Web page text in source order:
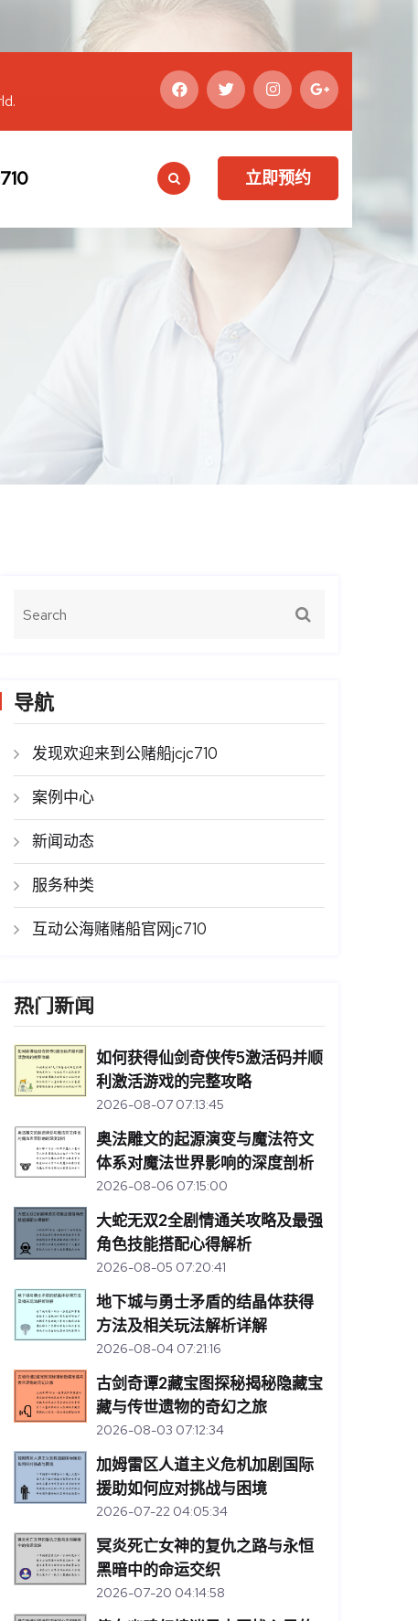
立即预约
导航
发现欢迎来到公赌船jcjc710
案例中心
新闻动态
服务种类
互动公海赌赌船官网jc710
热门新闻
如何获得仙剑奇侠传5激活码并顺
利激活游戏的完整攻略
2026-08-07 07:13:45
奥法雕文的起源演变与魔法符文
体系对魔法世界影响的深度剖析
2026-08-06 07:15:00
大蛇无双2全剧情通关攻略及最强
角色技能搭配心得解析
2026-08-05 07:20:41
地下城与勇士矛盾的结晶体获得
方法及相关玩法解析详解
2026-08-04 07:21:16
古剑奇谭2藏宝图探秘揭秘隐藏宝
藏与传世遗物的奇幻之旅
2026-08-03 07:12:34
加姆雷区人道主义危机加剧国际
援助如何应对挑战与困境
2026-07-22 04:05:34
冥炎死亡女神的复仇之路与永恒
黑暗中的命运交织
2026-07-20 04:14:58